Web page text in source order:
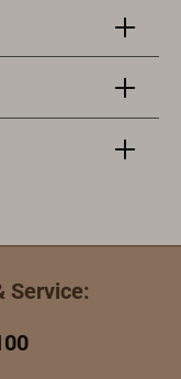
Service: